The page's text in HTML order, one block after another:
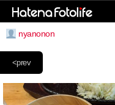
nyanonon
<prev